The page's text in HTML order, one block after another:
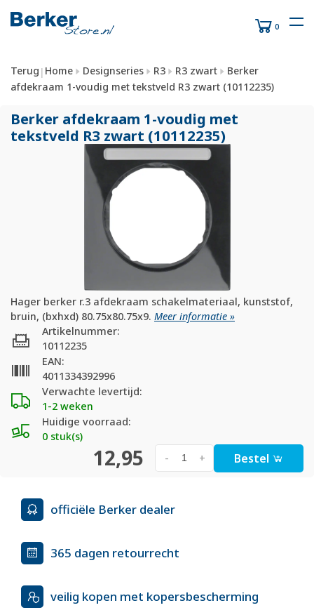
0
Terug | Home Designseries R3 R3 zwart
Berker
afdekraam 1-voudig met tekstveld R3 zwart (10112235)
Berker afdekraam 1-voudig met
tekstveld R3 zwart (10112235)
Hager berker r.3 afdekraam schakelmateriaal, kunststof,
bruin, (bxhxd) 80.75x80.75x9. Meer informatie »
Verwachte levertijd:
1-2 weken
Huidige voorraad:
0 stuk(s)
Artikelnummer:
10112235
EAN:
4011334392996
12,95 +
- Bestel
officiële Berker dealer
365 dagen retourrecht
veilig kopen met kopersbescherming